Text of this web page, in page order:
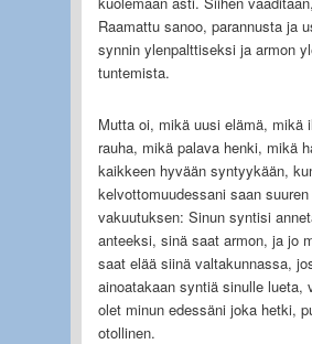
Raamattu sanoo, parannusta ja
synnin ylenpalttiseksi ja armon
tuntemista.
Mutta oi, mikä uusi elämä, mikä
rauha, mikä palava henki, mikä
kaikkeen hyvään syntyykään,
kelvottomuudessani saan
vakuutuksen: Sinun syntisi
anteeksi, sinä saat armon, ja jo
saat elää siinä valtakunnassa,
ainoatakaan syntiä sinulle lueta,
olet minun edessäni joka hetki,
otollinen.